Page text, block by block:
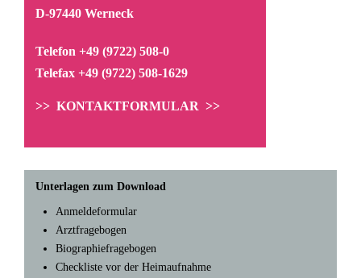
D-97440 Werneck
Telefon +49 (9722) 508-0
Telefax +49 (9722) 508-1629
>> KONTAKTFORMULAR >>
Unterlagen zum Download
Anmeldeformular
Arztfragebogen
Biographiefragebogen
Checkliste vor der Heimaufnahme